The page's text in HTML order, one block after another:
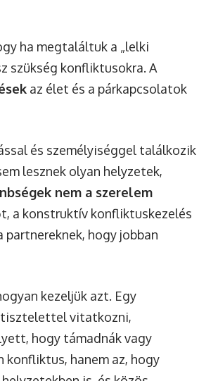
ha megtaláltuk a „lelki
szükség konfliktusokra. A
az élet és a párkapcsolatok
és személyiséggel találkozik
lesznek olyan helyzetek,
nem a szerelem
a konstruktív konfliktuskezelés
hogy jobban
kezeljük azt. Egy
tisztelettel vitatkozni,
hogy támadnák vagy
konfliktus, hanem az, hogy